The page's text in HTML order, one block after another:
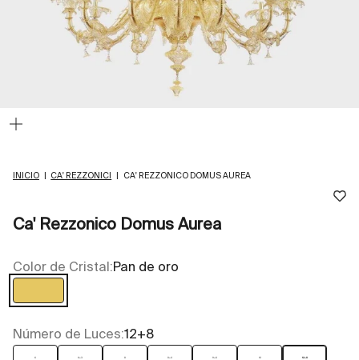
INICIO CA' REZZONICI CA' REZZONICO DOMUS AUREA
Ca' Rezzonico Domus Aurea
Color de Cristal:Pan de oro
Pan de oro
Número de Luces:12+8
6 6+3 8 8+4 9+6 12 12+8